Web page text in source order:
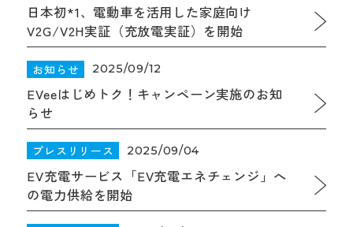
日本初*1、電動車を活用した家庭向け
V2G/V2H実証（充放電実証）を開始
お知らせ 2025/09/12
EVeeはじめトク！キャンペーン実施のお知
らせ
プレスリリース 2025/09/04
EV充電サービス「EV充電エネチェンジ」へ
の電力供給を開始